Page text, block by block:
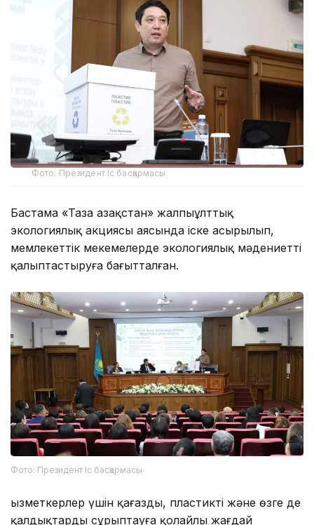
Фото: Президент Іс басқармасы
Бастама «Таза Қазақстан» жалпыұлттық
экологиялық акциясы аясында іске асырылып,
мемлекеттік мекемелерде экологиялық мәдениетті
қалыптастыруға бағытталған.
Фото: Президент Іс басқармасы
Қызметкерлер үшін қағазды, пластикті және өзге де
қалдықтарды сұрыптауға қолайлы жағдай